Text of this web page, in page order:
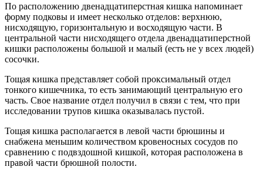
По расположению двенадцатиперстная кишка напоминает
форму подковы и имеет несколько отделов: верхнюю,
нисходящую, горизонтальную и восходящую части. В
центральной части нисходящего отдела двенадцатиперстной
кишки расположены большой и малый (есть не у всех людей)
сосочки.
Тощая кишка представляет собой проксимальный отдел
тонкого кишечника, то есть занимающий центральную его
часть. Свое название отдел получил в связи с тем, что при
исследовании трупов кишка оказывалась пустой.
Тощая кишка располагается в левой части брюшины и
снабжена меньшим количеством кровеносных сосудов по
сравнению с подвздошной кишкой, которая расположена в
правой части брюшной полости.